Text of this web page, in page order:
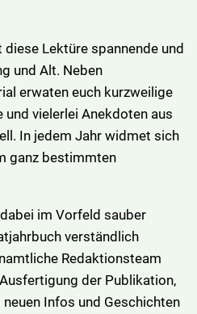
Lektüre spannende und
und Alt. Neben
erwaten euch kurzweilige
vielerlei Anekdoten aus
In jedem Jahr widmet sich
ganz bestimmten
im Vorfeld sauber
verständlich
Redaktionsteam
der Publikation,
Infos und Geschichten